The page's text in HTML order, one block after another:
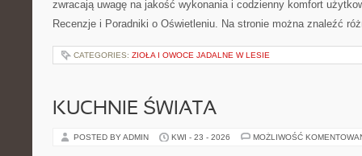
zwracają uwagę na jakość wykonania i codzienny komfort
Recenzje i Poradniki o Oświetleniu. Na stronie można znaleźć
CATEGORIES: ZIOŁA I OWOCE JADALNE W LESIE
KUCHNIE ŚWIATA
POSTED BY ADMIN KWI - 23 - 2026 MOŻLIWOŚĆ